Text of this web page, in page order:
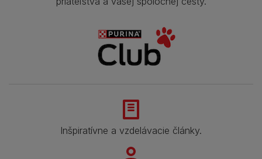
Inšpiratívne a vzdelávacie články.